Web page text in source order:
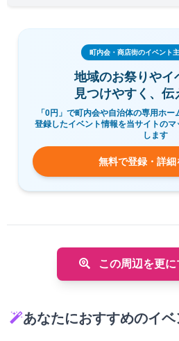
町内会・商店街のイベント
地域のお祭りやイ
見つけやすく、伝
「0円」で町内会や自治体の専用ホ
登録したイベント情報を当サイトの
します
無料で登録・詳細
この周辺を更
あなたにおすすめのイベ